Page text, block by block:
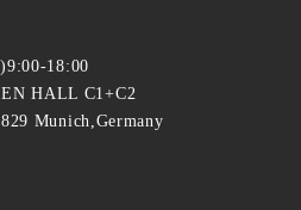
18:00
HALL C1+C2
Munich,Germany